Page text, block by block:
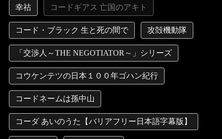
幸祜 コードギアス 亡国のアキト
コード・ブラック 生と死の間で 攻殻機動隊
「交渉人～THE NEGOTIATOR～」シリーズ
コウケンテツの日本１００年ゴハン紀行
コードネームは孫中山
コーダ あいのうた【バリアフリー日本語字幕版】